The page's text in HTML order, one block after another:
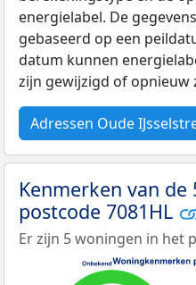
energielabel. De
gebaseerd op een
datum kunnen
zijn gewijzigd of opnieuw
Adressen Oude
Kenmerken van
postcode 7081HL
Er zijn 5 woningen in het